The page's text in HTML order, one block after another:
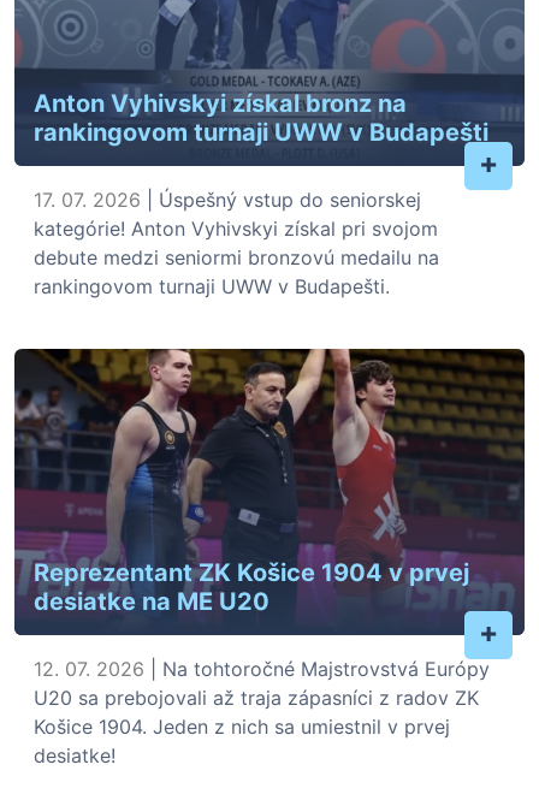
Anton Vyhivskyi získal bronz na
rankingovom turnaji UWW v Budapešti
+
17. 07. 2026 | Úspešný vstup do seniorskej
kategórie! Anton Vyhivskyi získal pri svojom
debute medzi seniormi bronzovú medailu na
rankingovom turnaji UWW v Budapešti.
Reprezentant ZK Košice 1904 v prvej
desiatke na ME U20
+
12. 07. 2026 | Na tohtoročné Majstrovstvá Európy
U20 sa prebojovali až traja zápasníci z radov ZK
Košice 1904. Jeden z nich sa umiestnil v prvej
desiatke!